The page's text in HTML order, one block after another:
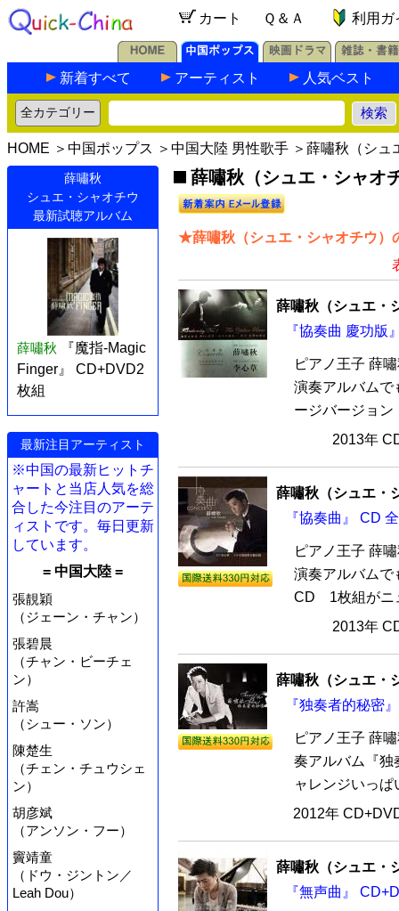
カート Ｑ＆Ａ 利用ガ
新着すべて アーティスト 人気ベスト
HOME ＞ 中国ポップス ＞ 中国大陸 男性歌手 ＞薛嘯秋（シュ
薛嘯秋
シュエ・シャオチウ
最新試聴アルバム
薛嘯秋
『魔指-Magic
Finger』 CD+DVD2
枚組
最新注目アーティスト
※中国の最新ヒットチ
ャートと当店人気を総
合した今注目のアーテ
ィストです。毎日更新
しています。
= 中国大陸 =
張靚穎
（ジェーン・チャン）
張碧晨
（チャン・ビーチェ
ン）
許嵩
（シュー・ソン）
陳楚生
（チェン・チュウシェ
ン）
胡彦斌
（アンソン・フー）
竇靖童
（ドウ・ジントン／
Leah Dou）
薛嘯秋（シュエ・シャオ
★薛嘯秋（シュエ・シャオチウ）
薛嘯秋（シュエ・
『協奏曲 慶功版
ピアノ王子 薛
演奏アルバムで
ージバージョン
2013年
薛嘯秋（シュエ・
『協奏曲』 CD
ピアノ王子 薛
演奏アルバムで
CD 1枚組がニ
2013年
薛嘯秋（シュエ・
『独奏者的秘密
ピアノ王子 薛
奏アルバム『独
ャレンジいっ
2012年
薛嘯秋（シュエ・
『無声曲』